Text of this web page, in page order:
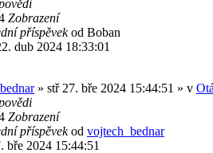
Zobrazení
příspěvekod Boban
dub 2024 18:33:01
» stř 27. bře 2024 15:44:51 » v
Zobrazení
příspěvekod vojtech_bednar
bře 2024 15:44:51